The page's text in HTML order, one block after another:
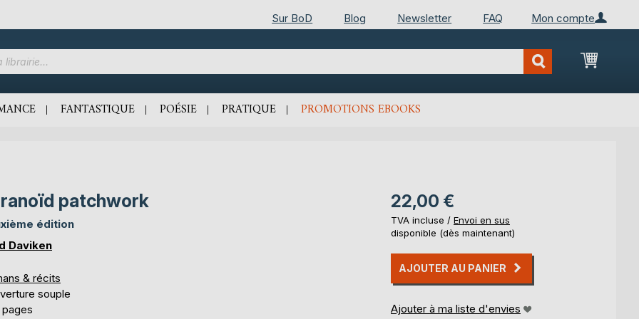
Mon compte
Sur BoD Blog Newsletter FAQ
Mon
FANTASTIQUE POÉSIE PRATIQUE PROMOTIONS EBOOKS
patchwork
édition
Daviken
& récits
souple
22,00 €
TVA incluse / Envoi en sus
disponible (dès maintenant)
AJOUTER AU PANIER
Ajouter à ma liste d'envies